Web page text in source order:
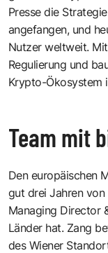
Presse die
angefangen, und
Nutzer weltweit.
Regulierung und
Krypto-Ökosystem
Team mit
Den europäischen
gut drei Jahren von
Managing Director
Länder hat. Zang
des Wiener